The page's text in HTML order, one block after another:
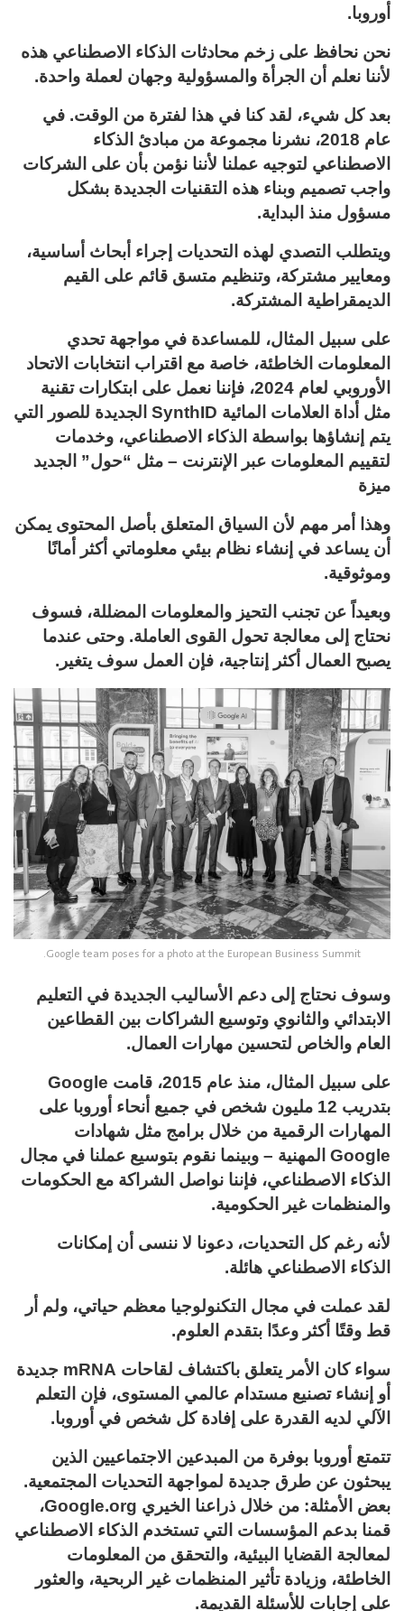
أوروبا.
نحن نحافظ على زخم محادثات الذكاء الاصطناعي هذه
لأننا نعلم أن الجرأة والمسؤولية وجهان لعملة واحدة.
بعد كل شيء، لقد كنا في هذا لفترة من الوقت. في
عام 2018، نشرنا مجموعة من مبادئ الذكاء
الاصطناعي لتوجيه عملنا لأننا نؤمن بأن على الشركات
واجب تصميم وبناء هذه التقنيات الجديدة بشكل
مسؤول منذ البداية.
ويتطلب التصدي لهذه التحديات إجراء أبحاث أساسية،
ومعايير مشتركة، وتنظيم متسق قائم على القيم
الديمقراطية المشتركة.
على سبيل المثال، للمساعدة في مواجهة تحدي
المعلومات الخاطئة، خاصة مع اقتراب انتخابات الاتحاد
الأوروبي لعام 2024، فإننا نعمل على ابتكارات تقنية
مثل أداة العلامات المائية SynthID الجديدة للصور التي
يتم إنشاؤها بواسطة الذكاء الاصطناعي، وخدمات
لتقييم المعلومات عبر الإنترنت – مثل “حول” الجديد
ميزة
وهذا أمر مهم لأن السياق المتعلق بأصل المحتوى يمكن
أن يساعد في إنشاء نظام بيئي معلوماتي أكثر أمانًا
وموثوقية.
وبعيداً عن تجنب التحيز والمعلومات المضللة، فسوف
نحتاج إلى معالجة تحول القوى العاملة. وحتى عندما
يصبح العمال أكثر إنتاجية، فإن العمل سوف يتغير.
Google team poses for a photo at the European Business Summit.
وسوف نحتاج إلى دعم الأساليب الجديدة في التعليم
الابتدائي والثانوي وتوسيع الشراكات بين القطاعين
العام والخاص لتحسين مهارات العمال.
على سبيل المثال، منذ عام 2015، قامت Google
بتدريب 12 مليون شخص في جميع أنحاء أوروبا على
المهارات الرقمية من خلال برامج مثل شهادات
Google المهنية – وبينما نقوم بتوسيع عملنا في مجال
الذكاء الاصطناعي، فإننا نواصل الشراكة مع الحكومات
والمنظمات غير الحكومية.
لأنه رغم كل التحديات، دعونا لا ننسى أن إمكانات
الذكاء الاصطناعي هائلة.
لقد عملت في مجال التكنولوجيا معظم حياتي، ولم أر
قط وقتًا أكثر وعدًا بتقدم العلوم.
سواء كان الأمر يتعلق باكتشاف لقاحات mRNA جديدة
أو إنشاء تصنيع مستدام عالمي المستوى، فإن التعلم
الآلي لديه القدرة على إفادة كل شخص في أوروبا.
تتمتع أوروبا بوفرة من المبدعين الاجتماعيين الذين
يبحثون عن طرق جديدة لمواجهة التحديات المجتمعية.
بعض الأمثلة: من خلال ذراعنا الخيري Google.org،
قمنا بدعم المؤسسات التي تستخدم الذكاء الاصطناعي
لمعالجة القضايا البيئية، والتحقق من المعلومات
الخاطئة، وزيادة تأثير المنظمات غير الربحية، والعثور
على إجابات للأسئلة القديمة.